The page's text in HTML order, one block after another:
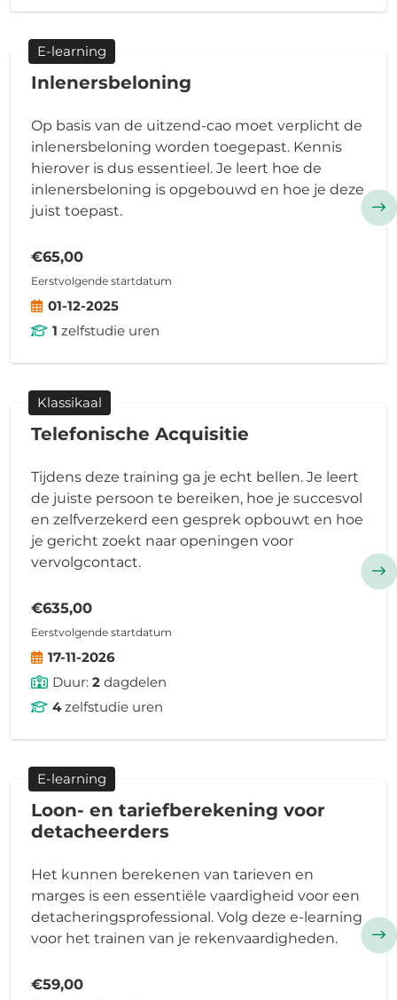
E-learning
Inlenersbeloning
Op basis van de uitzend-cao moet verplicht de
inlenersbeloning worden toegepast. Kennis
hierover is dus essentieel. Je leert hoe de
inlenersbeloning is opgebouwd en hoe je deze
juist toepast.
€65,00
Eerstvolgende startdatum
01-12-2025
1 zelfstudie uren
Klassikaal
Telefonische Acquisitie
Tijdens deze training ga je echt bellen. Je leert
de juiste persoon te bereiken, hoe je succesvol
en zelfverzekerd een gesprek opbouwt en hoe
je gericht zoekt naar openingen voor
vervolgcontact.
€635,00
Eerstvolgende startdatum
17-11-2026
Duur: 2dagdelen
4zelfstudie uren
E-learning
Loon- en tariefberekening voor
detacheerders
Het kunnen berekenen van tarieven en
marges is een essentiële vaardigheid voor een
detacheringsprofessional. Volg deze e-learning
voor het trainen van je rekenvaardigheden.
€59,00